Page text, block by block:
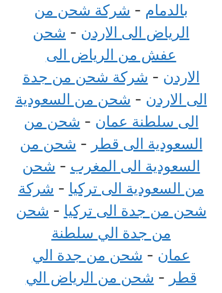
بالدمام - شركة شحن من
الرياض الى الاردن - شحن
عفش من الرياض الى
الاردن - شركة شحن من جدة
الى الاردن - شحن من السعودية
الى سلطنة عمان - شحن من
السعودية الى قطر - شحن من
السعودية الى المغرب - شحن
من السعودية الى تركيا - شركة
شحن من جدة الى تركيا - شحن
من جدة الي سلطنة
عمان - شحن من جدة الي
قطر - شحن من الرياض الي